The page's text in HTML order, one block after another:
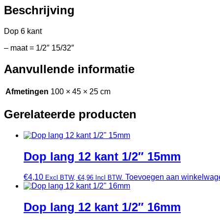
Beschrijving
Dop 6 kant
– maat = 1/2″ 15/32″
Aanvullende informatie
Afmetingen 100 × 45 × 25 cm
Gerelateerde producten
Dop lang 12 kant 1/2″ 15mm
€4,10 Excl BTW, €4,96 Incl BTW. Toevoegen aan
Dop lang 12 kant 1/2″ 16mm